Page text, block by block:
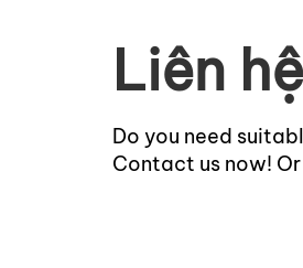
Liên
Do you need
Contact us now!